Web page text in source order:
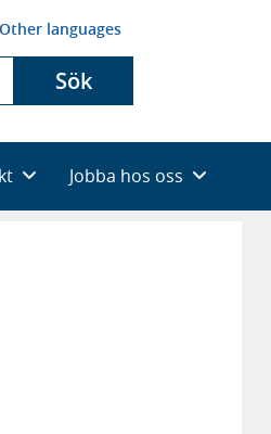
Other languages
Sök
Jobba hos oss